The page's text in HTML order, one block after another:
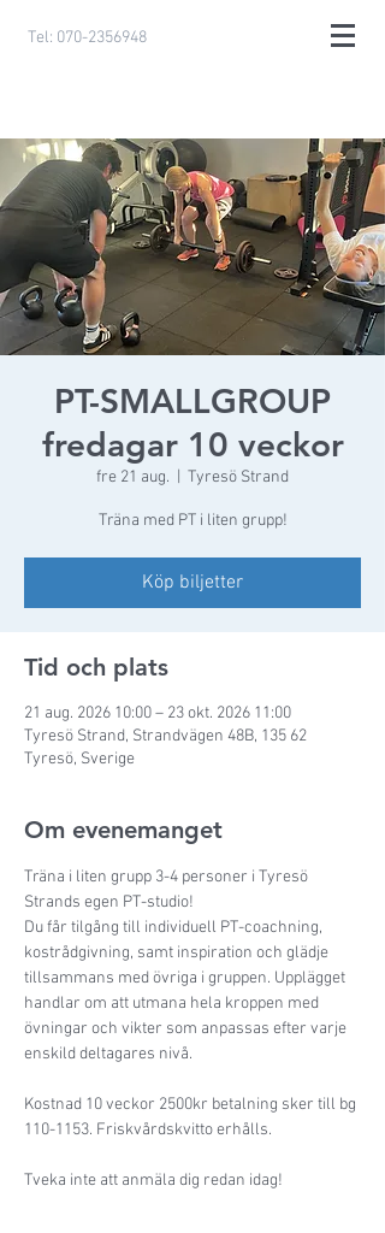
Tel: 070-2356948
PT-SMALLGROUP
fredagar 10 veckor
fre 21 aug. Tyresö Strand
Träna med PT i liten grupp!
Köp biljetter
Tid och plats
21 aug. 2026 10:00 – 23 okt. 2026 11:00
Tyresö Strand, Strandvägen 48B, 135 62
Tyresö, Sverige
Om evenemanget
Träna i liten grupp 3-4 personer i Tyresö
Strands egen PT-studio!
Du får tilgång till individuell PT-coachning,
kostrådgivning, samt inspiration och glädje
tillsammans med övriga i gruppen. Upplägget
handlar om att utmana hela kroppen med
övningar och vikter som anpassas efter varje
enskild deltagares nivå.
Kostnad 10 veckor 2500kr betalning sker till bg
110-1153. Friskvårdskvitto erhålls.
Tveka inte att anmäla dig redan idag!